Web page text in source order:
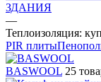
ЗДАНИЯ
—
Теплоизоляция:
PIR плиты
BASWOOL 25